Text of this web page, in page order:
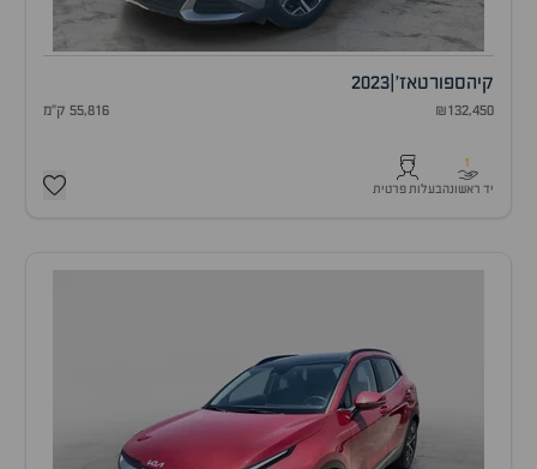
קיהספורטאז' 2023
₪132,450 55,816 ק"מ
1
יד ראשונהבעלות פרטית